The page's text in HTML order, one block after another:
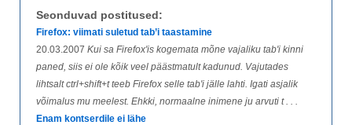
Seonduvad postitused:
Firefox: viimati suletud tab’i taastamine
20.03.2007 Kui sa Firefox'is kogemata mõne vajaliku tab'i kinni
paned, siis ei ole kõik veel päästmatult kadunud. Vajutades
lihtsalt ctrl+shift+t teeb Firefox selle tab'i jälle lahti. Igati asjalik
võimalus mu meelest. Ehkki, normaalne inimene ju arvuti t . . .
Enam kontserdile ei lähe